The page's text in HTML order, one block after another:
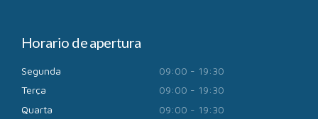
Horario de apertura
Segunda
09:00 - 19:30
Terça
09:00 - 19:30
Quarta
09:00 - 19:30